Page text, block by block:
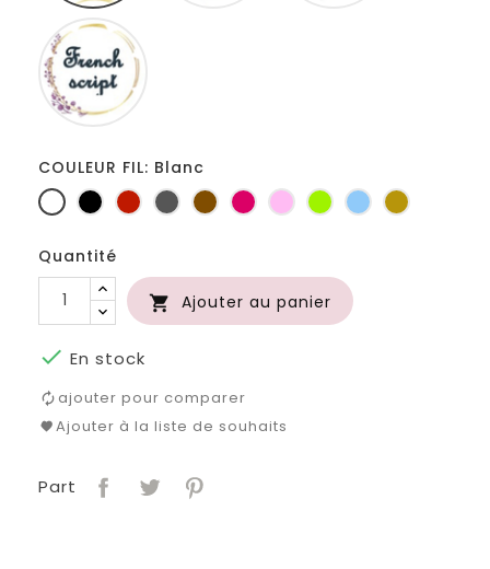
COULEUR FIL: Blanc
BlancNoir RougeGris
foncé
MarronFuchsia
RoseAnis Bleu
clair
Or
Quantité
 Ajouter au panier
 En stock
ajouter pour comparer
Ajouter à la liste de souhaits
Part